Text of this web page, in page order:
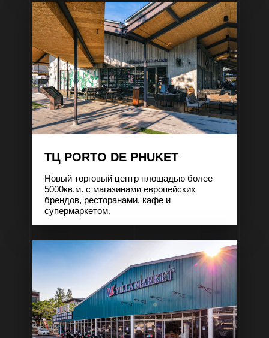
ТЦ PORTO DE PHUKET
Новый торговый центр площадью более
5000кв.м. с магазинами европейских
брендов, ресторанами, кафе и
супермаркетом.